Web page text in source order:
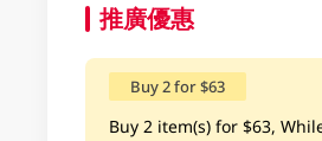
推廣優惠
Buy 2 for $63
Buy 2 item(s) for $63,